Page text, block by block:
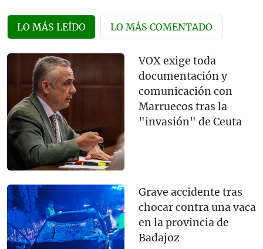
LO MÁS LEÍDO LO MÁS COMENTADO
VOX exige toda
documentación y
comunicación con
Marruecos tras la
"invasión" de Ceuta
Grave accidente tras
chocar contra una vaca
en la provincia de
Badajoz